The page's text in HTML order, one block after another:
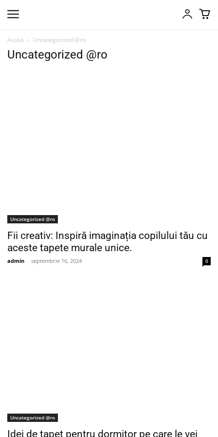
Acasă Uncategorized @ro
Uncategorized @ro
Uncategorized @ro
Fii creativ: Inspiră imaginația copilului tău cu
aceste tapete murale unice.
admin - septembrie 16, 2024 0
Uncategorized @ro
Idei de tapet pentru dormitor pe care le vei